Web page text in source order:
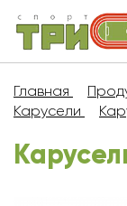
Главная
Карусели